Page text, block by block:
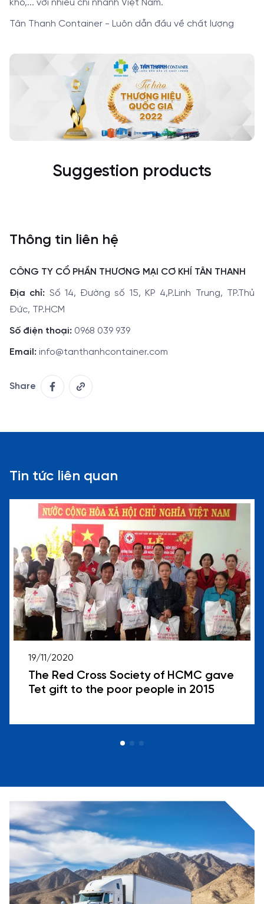
khô,... với nhiều chi nhánh Việt Nam.
Tân Thanh Container - Luôn dẫn đầu về chất lượng
Suggestion products
Thông tin liên hệ
CÔNG TY CỔ PHẦN THƯƠNG MẠI CƠ KHÍ TÂN THANH
Địa chỉ: Số 14, Đường số 15, KP 4,P.Linh Trung, TP.Thủ
Đức, TP.HCM
Số điện thoại: 0968 039 939
Email: info@tanthanhcontainer.com
Share
Tin tức liên quan
19/11/2020
The Red Cross Society of HCMC gave
Tet gift to the poor people in 2015